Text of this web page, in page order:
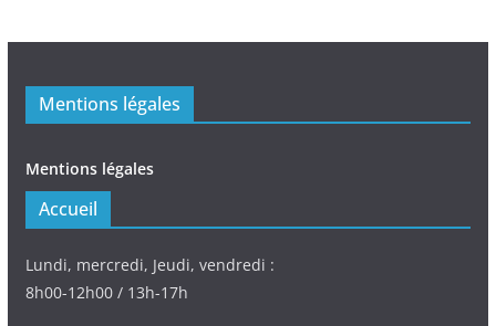
Mentions légales
Mentions légales
Accueil
Lundi, mercredi, Jeudi, vendredi :
8h00-12h00 / 13h-17h